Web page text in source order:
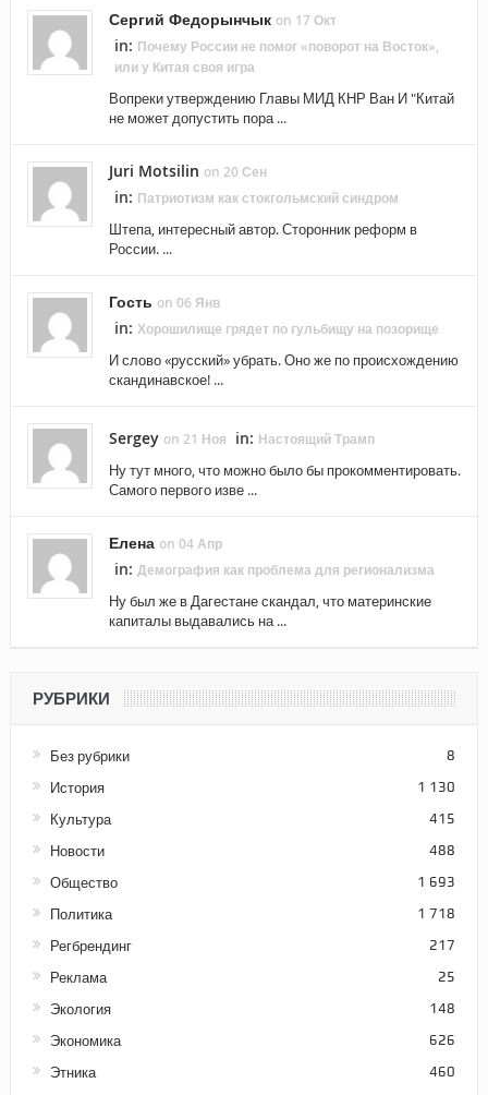
Сергий Федорынчык on 17 Окт
in: Почему России не помог «поворот на Восток»,
или у Китая своя игра
Вопреки утверждению Главы МИД КНР Ван И "Китай
не может допустить пора ...
Juri Motsilin on 20 Сен
in: Патриотизм как стокгольмский синдром
Штепа, интересный автор. Сторонник реформ в
России. ...
Гость on 06 Янв
in: Хорошилище грядет по гульбищу на позорище
И слово «русский» убрать. Оно же по происхождению
скандинавское! ...
Sergey on 21 Ноя in: Настоящий Трамп
Ну тут много, что можно было бы прокомментировать.
Самого первого изве ...
Елена on 04 Апр
in: Демография как проблема для регионализма
Ну был же в Дагестане скандал, что материнские
капиталы выдавались на ...
РУБРИКИ
Без рубрики 8
История 1 130
Культура 415
Новости 488
Общество 1 693
Политика 1 718
Регбрендинг 217
Реклама 25
Экология 148
Экономика 626
Этника 460